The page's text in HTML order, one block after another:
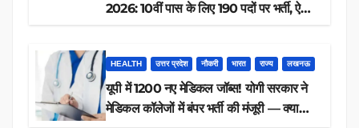
2026: 10वीं पास के लिए 190 पदों पर भर्ती, ऐसे
HEALTH उत्तर प्रदेश नौकरी भारत राज्य लखनऊ
यूपी में 1200 नए मेडिकल जॉब्स! योगी सरकार ने
मेडिकल कॉलेजों में बंपर भर्ती की मंजूरी — क्या